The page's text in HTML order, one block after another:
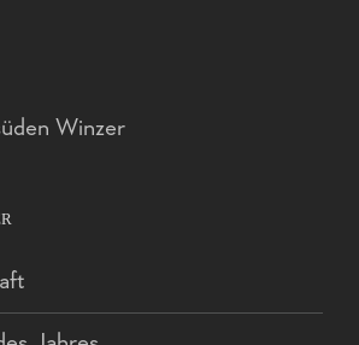
Winzer